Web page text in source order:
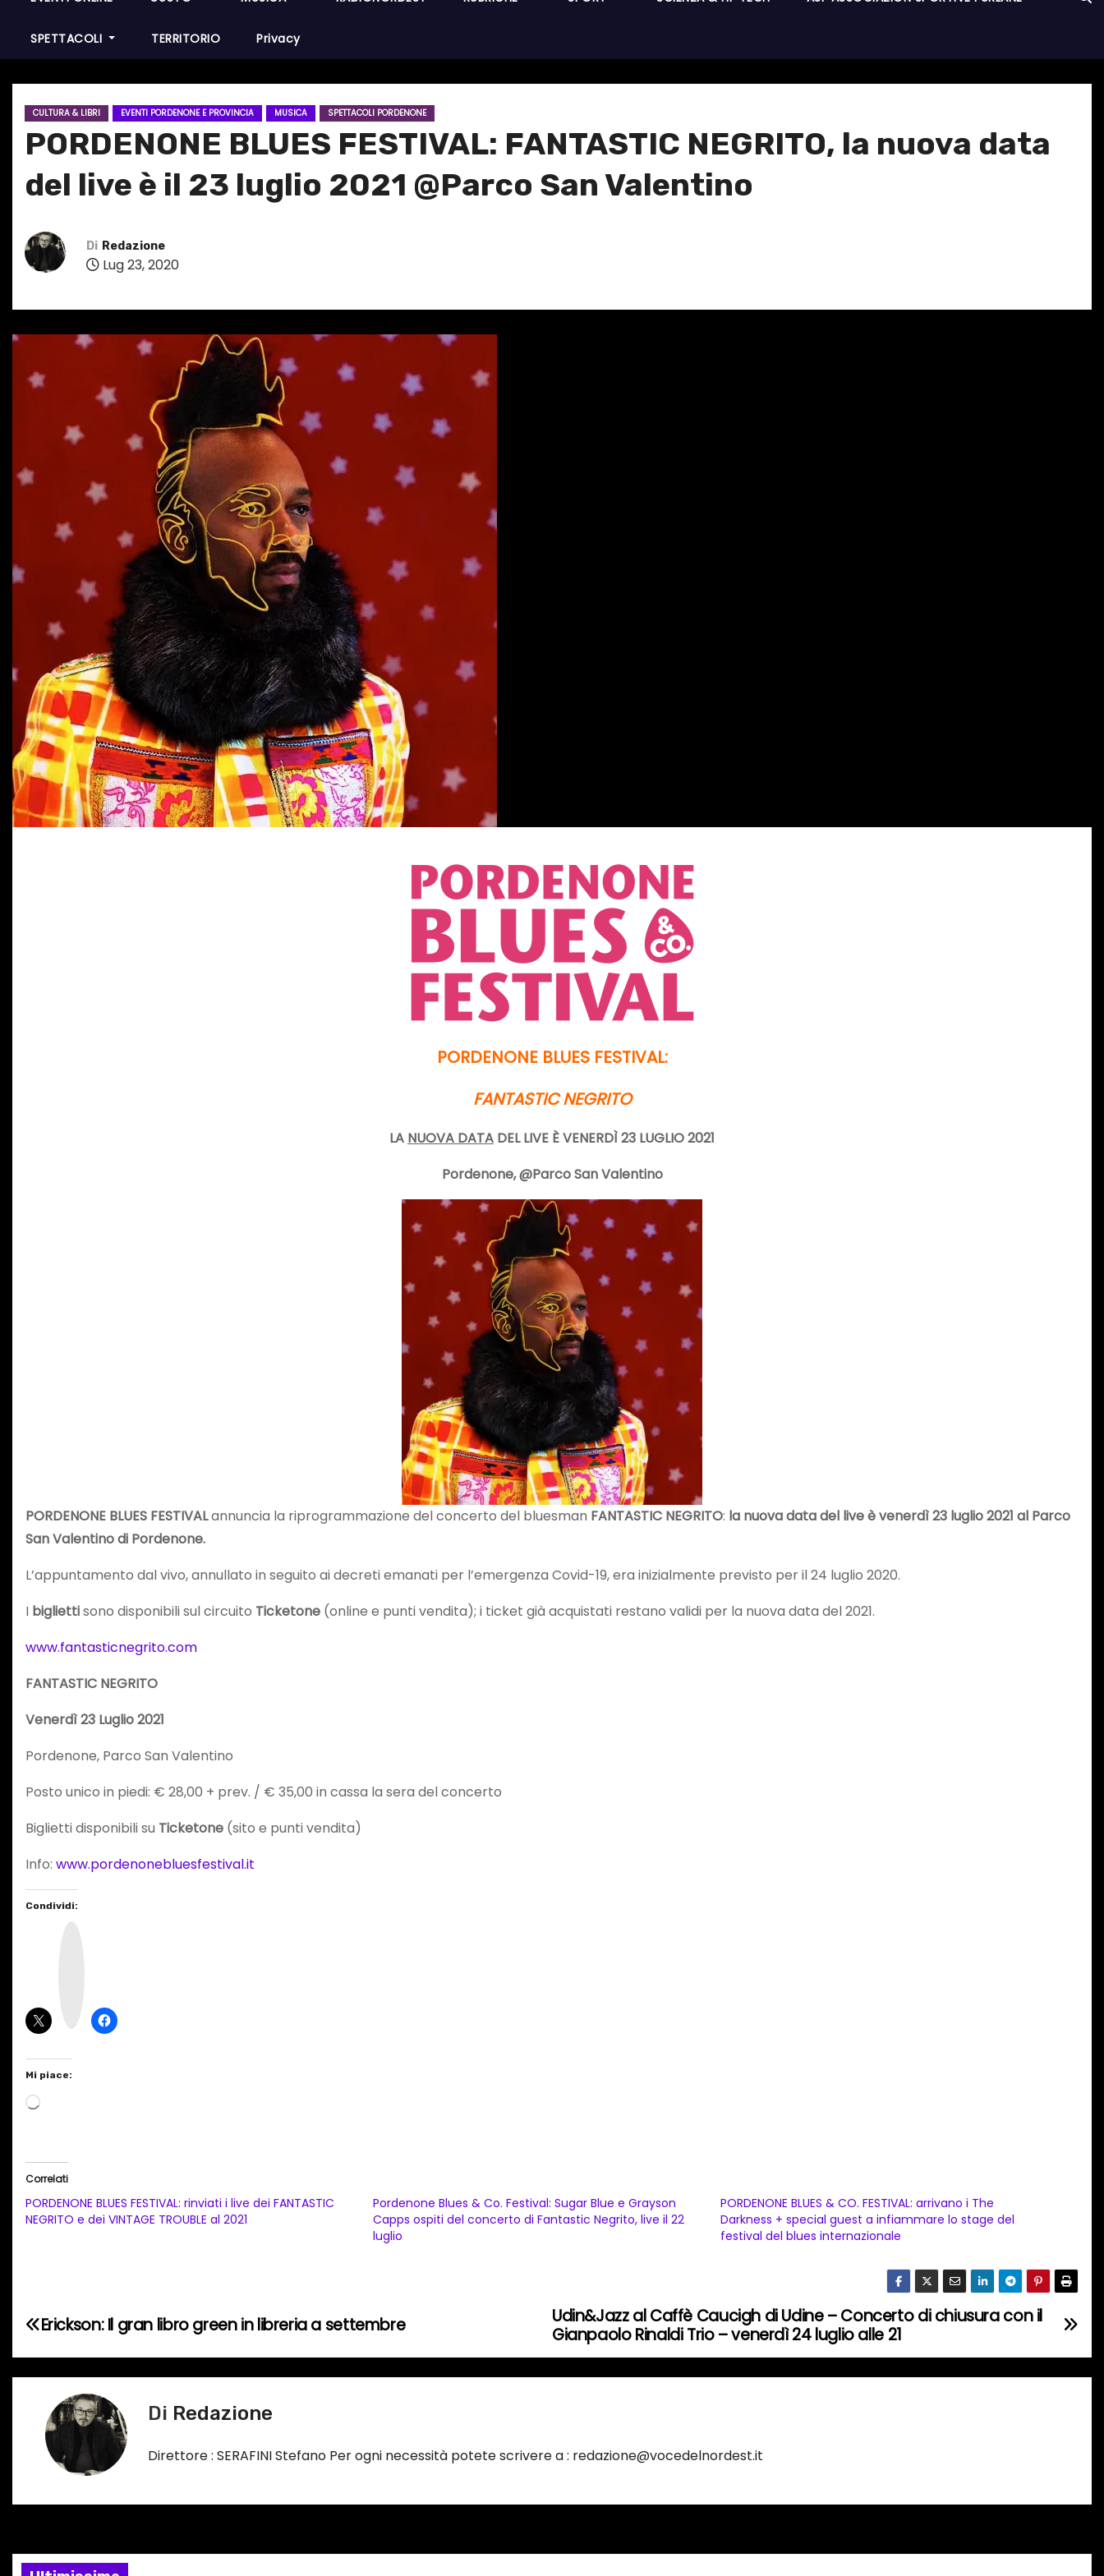
SPETTACOLI TERRITORIO Privacy
CULTURA & LIBRI EVENTI PORDENONE E PROVINCIA MUSICA SPETTACOLI PORDENONE
PORDENONE BLUES FESTIVAL: FANTASTIC NEGRITO, la nuova data
del live è il 23 luglio 2021 @Parco San Valentino
Di Redazione
Lug 23, 2020
PORDENONE BLUES FESTIVAL:
FANTASTIC NEGRITO
LA NUOVA DATA DEL LIVE ÈVENERDÌ 23 LUGLIO 2021
Pordenone, @Parco San Valentino
PORDENONE BLUES FESTIVALannuncia la riprogrammazione del concerto del bluesman FANTASTIC NEGRITO: la nuova data del live è venerdì 23 luglio 2021 al Parco
San Valentino di Pordenone.
L’appuntamento dal vivo, annullato in seguito ai decreti emanati per l’emergenza Covid-19, era inizialmente previsto per il 24 luglio 2020.
I bigliettisono disponibili sul circuito Ticketone (online e punti vendita); i ticket già acquistati restano validi per la nuova data del 2021.
www.fantasticnegrito.com
FANTASTIC NEGRITO
Venerdì 23 Luglio 2021
Pordenone, Parco San Valentino
Posto unico in piedi: € 28,00 + prev. / € 35,00 in cassa la sera del concerto
Biglietti disponibili su Ticketone (sito e punti vendita)
Info: www.pordenonebluesfestival.it
Condividi:
Mi piace:
C
a
o
i
n
o
Correlati
PORDENONE BLUES FESTIVAL: rinviati i live dei FANTASTIC
NEGRITO e dei VINTAGE TROUBLE al 2021
Pordenone Blues & Co. Festival: Sugar Blue e Grayson
Capps ospiti del concerto di Fantastic Negrito, live il 22
luglio
PORDENONE BLUES & CO. FESTIVAL: arrivano i The
Darkness + special guest a infiammare lo stage del
festival del blues internazionale
N
a
i
Udin&Jazz al Caffè Caucigh di Udine – Concerto di chiusura con il
Gianpaolo Rinaldi Trio – venerdì 24 luglio alle 21
Erickson: Il gran libro green in libreria a settembre
Di Redazione
Direttore : SERAFINI Stefano Per ogni necessità potete scrivere a : redazione@vocedelnordest.it